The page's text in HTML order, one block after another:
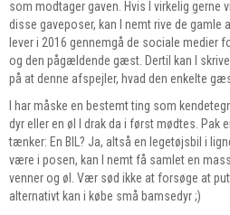
som modtager gaven. Hvis I virkelig gerne
disse gaveposer, kan I nemt rive de gamle
lever i 2016 gennemgå de sociale medier
og den pågældende gæst. Dertil kan I
på at denne afspejler, hvad den enkelte
I har måske en bestemt ting som
dyr eller en øl I drak da i først mødtes. Pak
tænker: En BIL? Ja, altså en legetøjsbil i
være i posen, kan I nemt få samlet en
venner og øl. Vær sød ikke at forsøge at
alternativt kan i købe små bamsedyr ;)